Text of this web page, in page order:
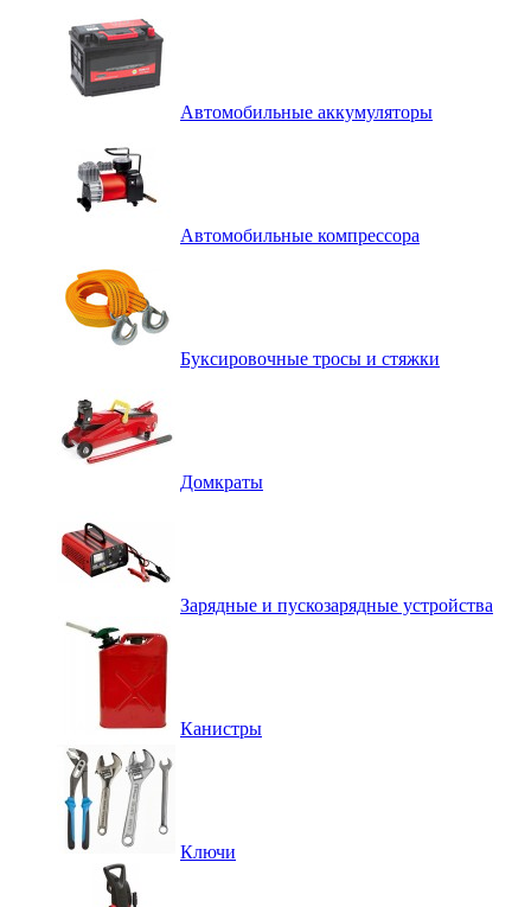
Автомобильные аккумуляторы
Автомобильные компрессора
Буксировочные тросы и стяжки
Домкраты
Зарядные и пускозарядные устройства
Канистры
Ключи